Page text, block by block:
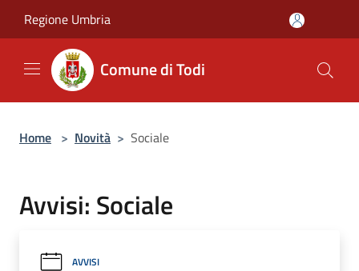
Regione Umbria
Comune di Todi
Home > Novità > Sociale
Avvisi: Sociale
AVVISI